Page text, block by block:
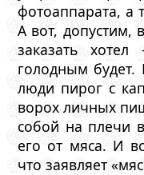
фотоаппарата, а
А вот, допустим,
заказать
голодным
люди пирог с
ворох личных
собой на плечи
его от мяса. И
что заявляет